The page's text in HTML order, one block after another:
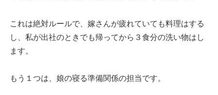
これは絶対ルールで、嫁さんが疲れていても料理はする
し、私が出社のときでも帰ってから３食分の洗い物はし
ます。
もう１つは、娘の寝る準備関係の担当です。